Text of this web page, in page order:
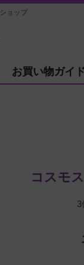
ョップ
お買い物ガイド
コスモ
3